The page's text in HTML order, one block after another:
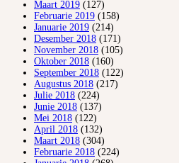
Maart 2019 (127)
Februarie 2019 (158)
Januarie 2019 (214)
Desember 2018 (171)
November 2018 (105)
Oktober 2018 (160)
September 2018 (122)
Augustus 2018 (217)
Julie 2018 (224)
Junie 2018 (137)
Mei 2018 (122)
April 2018 (132)
Maart 2018 (304)
Februarie 2018 (224)